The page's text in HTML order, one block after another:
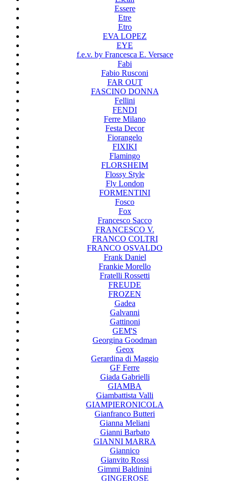
Essere
Etre
Etro
EVA LOPEZ
EYE
f.e.v. by Francesca E. Versace
Fabi
Fabio Rusconi
FAR OUT
FASCINO DONNA
Fellini
FENDI
Ferre Milano
Festa Decor
Fiorangelo
FIXIKI
Flamingo
FLORSHEIM
Flossy Style
Fly London
FORMENTINI
Fosco
Fox
Francesco Sacco
FRANCESCO V.
FRANCO COLTRI
FRANCO OSVALDO
Frank Daniel
Frankie Morello
Fratelli Rossetti
FREUDE
FROZEN
Gadea
Galvanni
Gattinoni
GEM'S
Georgina Goodman
Geox
Gerardina di Maggio
GF Ferre
Giada Gabrielli
GIAMBA
Giambattista Valli
GIAMPIERONICOLA
Gianfranco Butteri
Gianna Meliani
Gianni Barbato
GIANNI MARRA
Giannico
Gianvito Rossi
Gimmi Baldinini
GINGEROSE